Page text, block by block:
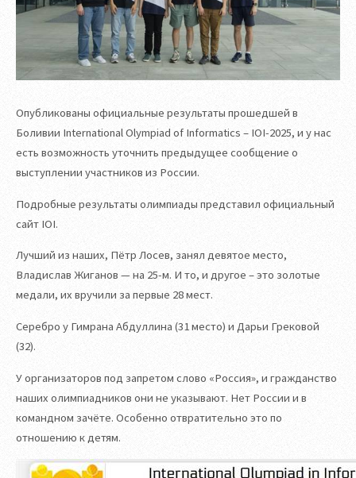
Опубликованы официальные результаты прошедшей в
Боливии International Olympiad of Informatics – IOI-2025, и у нас
есть возможность уточнить предыдущее сообщение о
выступлении участников из России.
Подробные результаты олимпиады представил официальный
сайт IOI.
Лучший из наших, Пётр Лосев, занял девятое место,
Владислав Жиганов — на 25-м. И то, и другое – это золотые
медали, их вручили за первые 28 мест.
Серебро у Гимрана Абдуллина (31 место) и Дарьи Грековой
(32).
У организаторов под запретом слово «Россия», и гражданство
наших олимпиадников они не указывают. Нет России и в
командном зачёте. Особенно отвратительно это по
отношению к детям.